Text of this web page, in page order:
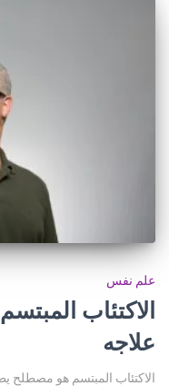
علم نفس
الاكتئاب
علاجه
الاكتئاب المبتسم هو مصطلح